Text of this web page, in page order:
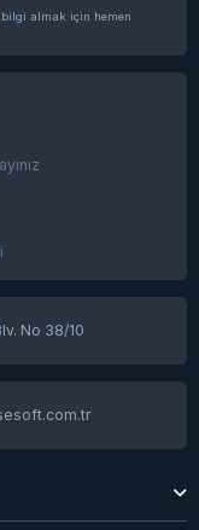
almak için hemen
No 38/10